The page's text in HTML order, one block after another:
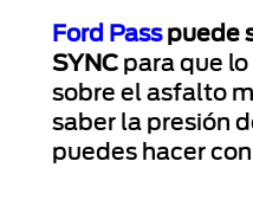
Ford Passpuede
SYNCpara que
sobre el asfalto
saber la presión
puedes hacer